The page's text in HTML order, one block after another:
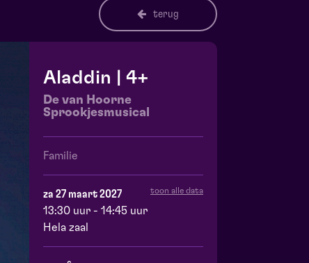
terug
Aladdin | 4+
De van Hoorne
Sprookjesmusical
Familie
za 27 maart 2027 toon alle data
13:30 uur - 14:45 uur
Hela zaal